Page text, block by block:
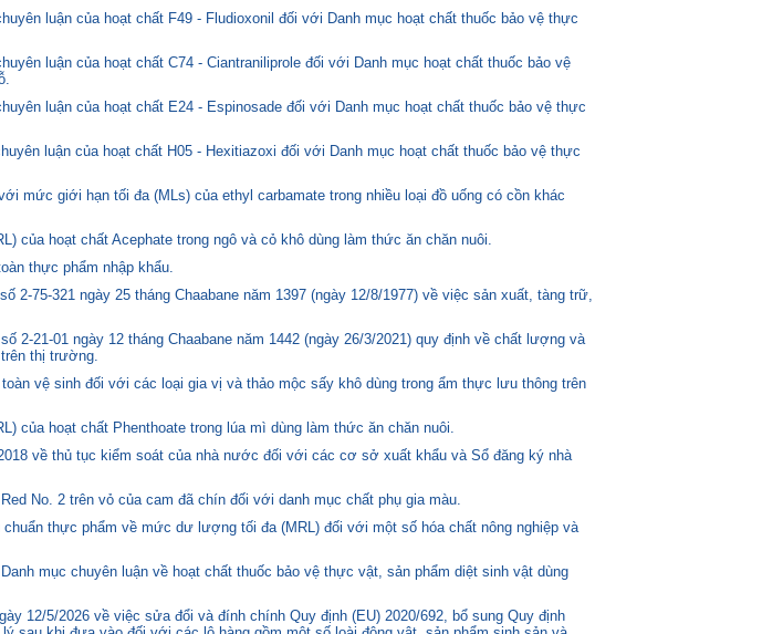
luận của hoạt chất F49 - Fludioxonil đối với Danh mục hoạt chất thuốc bảo vệ thực
luận của hoạt chất C74 - Ciantraniliprole đối với Danh mục hoạt chất thuốc bảo vệ
luận của hoạt chất E24 - Espinosade đối với Danh mục hoạt chất thuốc bảo vệ thực
luận của hoạt chất H05 - Hexitiazoxi đối với Danh mục hoạt chất thuốc bảo vệ thực
mức giới hạn tối đa (MLs) của ethyl carbamate trong nhiều loại đồ uống có cồn khác
của hoạt chất Acephate trong ngô và cỏ khô dùng làm thức ăn chăn nuôi.
thực phẩm nhập khẩu.
2-75-321 ngày 25 tháng Chaabane năm 1397 (ngày 12/8/1977) về việc sản xuất, tàng trữ,
2-21-01 ngày 12 tháng Chaabane năm 1442 (ngày 26/3/2021) quy định về chất lượng và
thị trường.
vệ sinh đối với các loại gia vị và thảo mộc sấy khô dùng trong ẩm thực lưu thông trên
của hoạt chất Phenthoate trong lúa mì dùng làm thức ăn chăn nuôi.
về thủ tục kiểm soát của nhà nước đối với các cơ sở xuất khẩu và Sổ đăng ký nhà
No. 2 trên vỏ của cam đã chín đối với danh mục chất phụ gia màu.
thực phẩm về mức dư lượng tối đa (MRL) đối với một số hóa chất nông nghiệp và
mục chuyên luận về hoạt chất thuốc bảo vệ thực vật, sản phẩm diệt sinh vật dùng
12/5/2026 về việc sửa đổi và đính chính Quy định (EU) 2020/692, bổ sung Quy định